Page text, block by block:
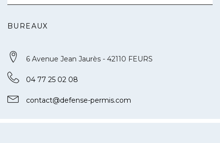
BUREAUX
6 Avenue Jean Jaurès - 42110 FEURS
04 77 25 02 08
contact@defense-permis.com